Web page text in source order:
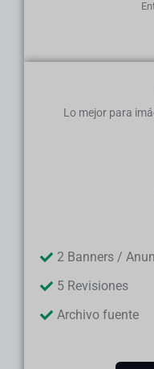
Lo mejor para
2 Banners /
5 Revisiones
Archivo fuente